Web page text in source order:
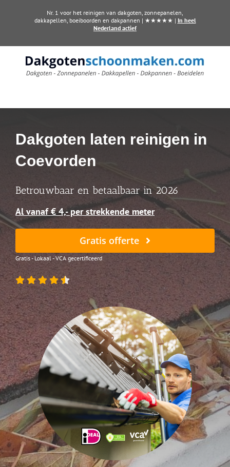
Nr. 1 voor het reinigen van dakgoten, zonnepanelen,
dakkapellen, boeiboorden en dakpannen | ★★★★★ | In heel
Nederland actief
Dakgoten laten reinigen in
Coevorden
Betrouwbaar en betaalbaar in 2026
Al vanaf € 4,- per strekkende meter
Gratis offerte
Gratis - Lokaal - VCA gecertificeerd